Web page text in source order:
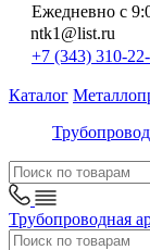
Ежедневно с
ntk1@list.ru
+7 (343) 310-
Каталог
Трубопроводная